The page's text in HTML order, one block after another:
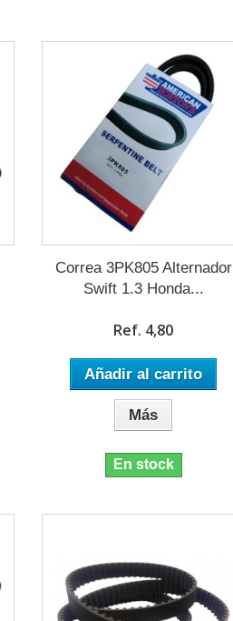
Correa 3PK805 Alternador
Swift 1.3 Honda...
Ref. 4,80
Añadir al carrito
Más
En stock